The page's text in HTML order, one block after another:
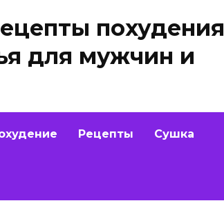
похудения
для мужчин и
Рецепты Сушка